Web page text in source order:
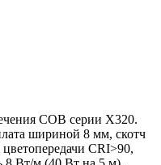
COB серии X320.
шириной 8 мм, скотч
CRI>90,